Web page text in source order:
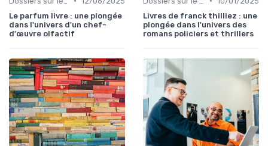
Le parfum livre : une plongée
dans l'univers d'un chef-
d'œuvre olfactif
Livres de franck thilliez : une
plongée dans l'univers des
romans policiers et thrillers